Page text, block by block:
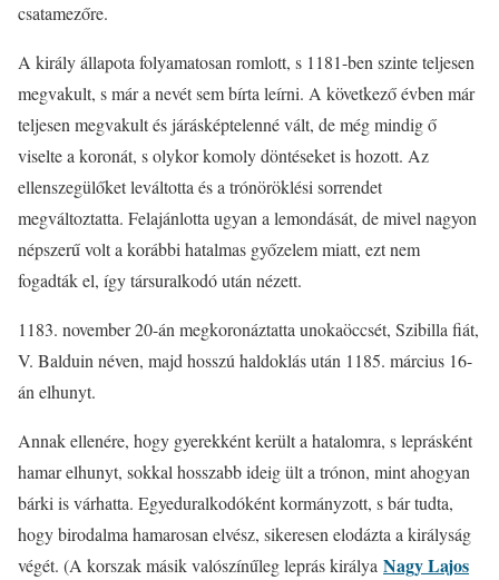
csatamezőre.
A király állapota folyamatosan romlott, s 1181-ben szinte teljesen
megvakult, s már a nevét sem bírta leírni. A következő évben már
teljesen megvakult és járásképtelenné vált, de még mindig ő
viselte a koronát, s olykor komoly döntéseket is hozott. Az
ellenszegülőket leváltotta és a trónöröklési sorrendet
megváltoztatta. Felajánlotta ugyan a lemondását, de mivel nagyon
népszerű volt a korábbi hatalmas győzelem miatt, ezt nem
fogadták el, így társuralkodó után nézett.
1183. november 20-án megkoronáztatta unokaöccsét, Szibilla fiát,
V. Balduin néven, majd hosszú haldoklás után 1185. március 16-
án elhunyt.
Annak ellenére, hogy gyerekként került a hatalomra, s leprásként
hamar elhunyt, sokkal hosszabb ideig ült a trónon, mint ahogyan
bárki is várhatta. Egyeduralkodóként kormányzott, s bár tudta,
hogy birodalma hamarosan elvész, sikeresen elodázta a királyság
végét. (A korszak másik valószínűleg leprás királya Nagy Lajos